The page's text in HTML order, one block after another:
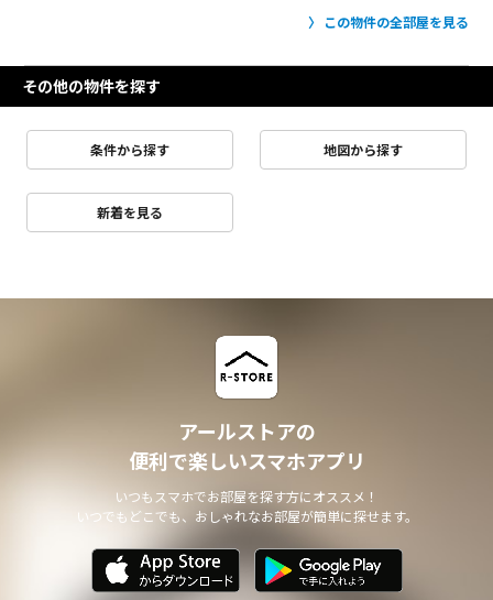
この物件の全部屋を見る
その他の物件を探す
条件から探す 地図から探す
新着を見る
アールストアの
便利で楽しいスマホアプリ
いつもスマホでお部屋を探す方にオススメ！
いつでもどこでも、おしゃれなお部屋が簡単に探せます。